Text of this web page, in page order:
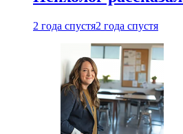
2 года спустя2 года спустя